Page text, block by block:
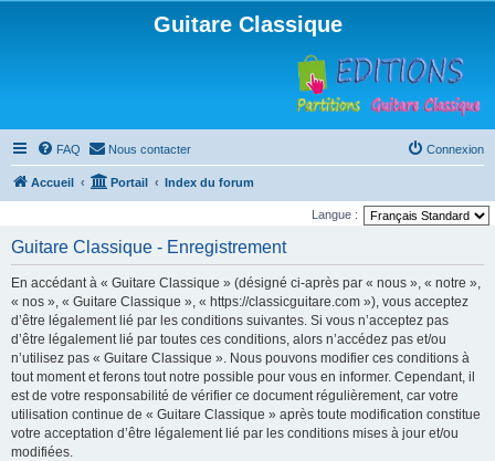
Guitare Classique
FAQ Nous contacter Connexion
Accueil Portail Index du forum
Langue :
Guitare Classique - Enregistrement
En accédant à « Guitare Classique » (désigné ci-après par « nous », « notre »,
« nos », « Guitare Classique », « https://classicguitare.com »), vous acceptez
d’être légalement lié par les conditions suivantes. Si vous n’acceptez pas
d’être légalement lié par toutes ces conditions, alors n’accédez pas et/ou
n’utilisez pas « Guitare Classique ». Nous pouvons modifier ces conditions à
tout moment et ferons tout notre possible pour vous en informer. Cependant, il
est de votre responsabilité de vérifier ce document régulièrement, car votre
utilisation continue de « Guitare Classique » après toute modification constitue
votre acceptation d’être légalement lié par les conditions mises à jour et/ou
modifiées.